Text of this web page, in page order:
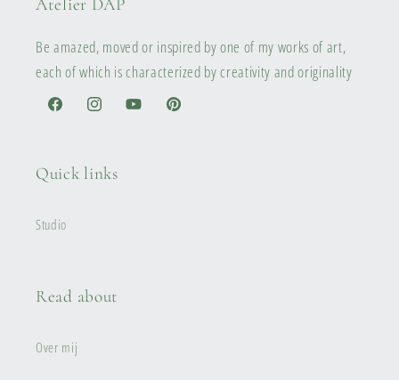
Atelier DAP
Be amazed, moved or inspired by one of my works of art,
each of which is characterized by creativity and originality
FacebookInstagramYouTube Pinterest
Quick links
Studio
Read about
Over mij